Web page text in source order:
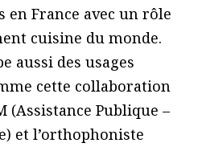
en France avec un rôle
cuisine du monde.
aussi des usages
cette collaboration
(Assistance Publique –
et l’orthophoniste